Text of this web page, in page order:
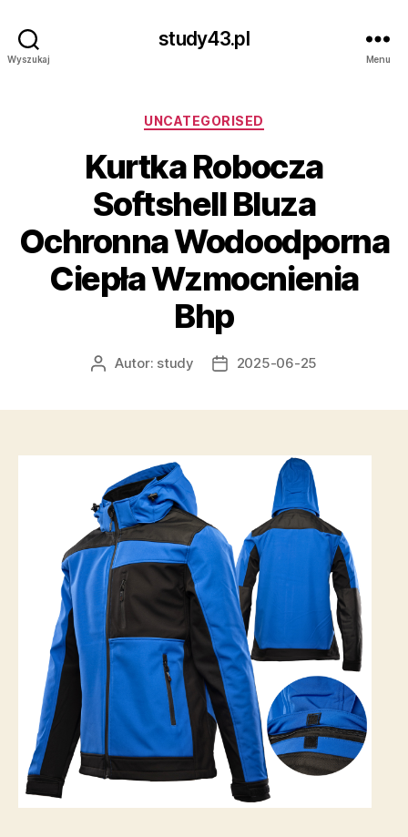
Wyszukaj
study43.pl
Menu
Kategorie
UNCATEGORISED
Kurtka Robocza
Softshell Bluza
Ochronna Wodoodporna
Ciepła Wzmocnienia
Bhp
AutorAutor: study
Data2025-06-25